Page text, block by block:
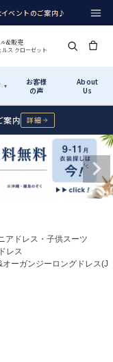
ベントのご案内♪
&販売
ス クローゼット
▾
お客様
の声
About
Us
アイテムから探す
サイズで選ぶ →
シーンから探す
→
ご利用ガイド
実店舗・写真スタジオ
案内 詳細
アドレス・子供スーツ
レス
オーガンジーロングドレス(J